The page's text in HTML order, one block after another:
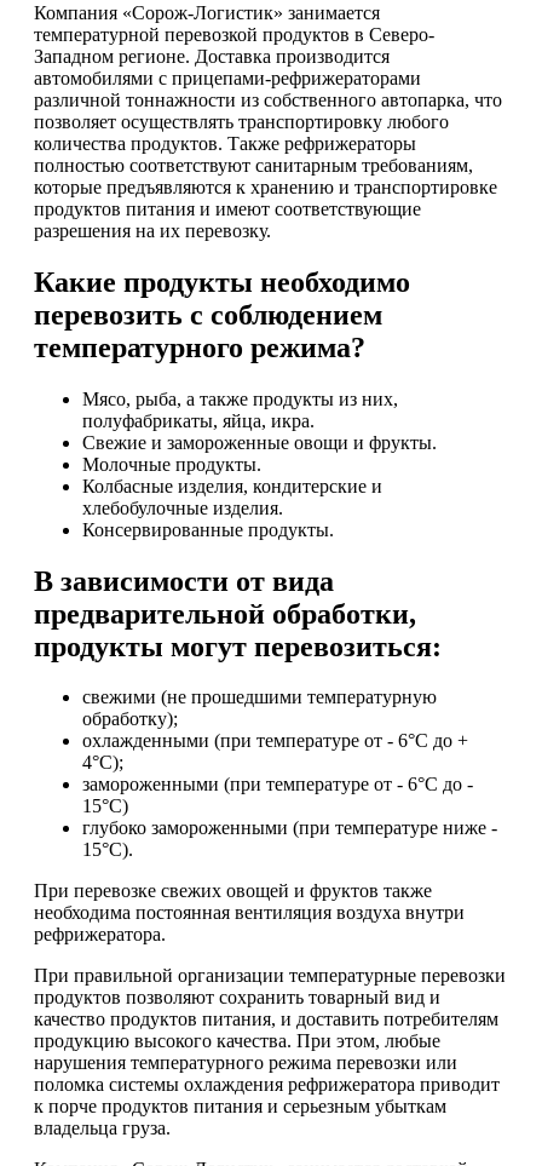
Компания «Сорож-Логистик» занимается
температурной перевозкой продуктов в Северо-
Западном регионе. Доставка производится
автомобилями с прицепами-рефрижераторами
различной тоннажности из собственного автопарка, что
позволяет осуществлять транспортировку любого
количества продуктов. Также рефрижераторы
полностью соответствуют санитарным требованиям,
которые предъявляются к хранению и транспортировке
продуктов питания и имеют соответствующие
разрешения на их перевозку.
Какие продукты необходимо
перевозить с соблюдением
температурного режима?
Мясо, рыба, а также продукты из них,
полуфабрикаты, яйца, икра.
Свежие и замороженные овощи и фрукты.
Молочные продукты.
Колбасные изделия, кондитерские и
хлебобулочные изделия.
Консервированные продукты.
В зависимости от вида
предварительной обработки,
продукты могут перевозиться:
свежими (не прошедшими температурную
обработку);
охлажденными (при температуре от - 6°С до +
4°С);
замороженными (при температуре от - 6°С до -
15°С)
глубоко замороженными (при температуре ниже -
15°С).
При перевозке свежих овощей и фруктов также
необходима постоянная вентиляция воздуха внутри
рефрижератора.
При правильной организации температурные перевозки
продуктов позволяют сохранить товарный вид и
качество продуктов питания, и доставить потребителям
продукцию высокого качества. При этом, любые
нарушения температурного режима перевозки или
поломка системы охлаждения рефрижератора приводит
к порче продуктов питания и серьезным убыткам
владельца груза.